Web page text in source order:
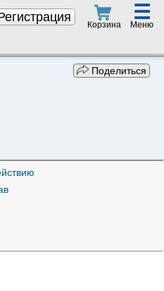
Корзина
☰
Меню
Поделиться